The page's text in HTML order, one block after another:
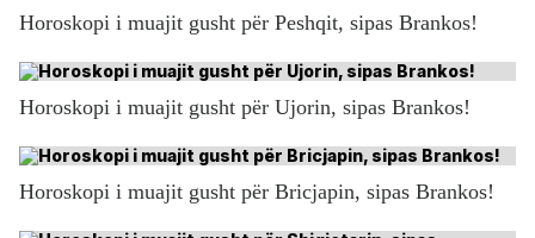
Horoskopi i muajit gusht për Peshqit, sipas Brankos!
Horoskopi i muajit gusht për Ujorin, sipas Brankos!
Horoskopi i muajit gusht për Bricjapin, sipas Brankos!